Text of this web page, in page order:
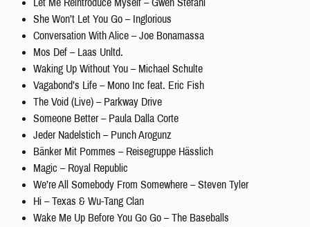
She Won’t Let You Go – Inglorious
Conversation With Alice – Joe Bonamassa
Mos Def – Laas Unltd.
Waking Up Without You – Michael Schulte
Vagabond’s Life – Mono Inc feat. Eric Fish
The Void (Live) – Parkway Drive
Someone Better – Paula Dalla Corte
Jeder Nadelstich – Punch Arogunz
Bänker Mit Pommes – Reisegruppe Hässlich
Magic – Royal Republic
We’re All Somebody From Somewhere – Steven Tyler
Hi – Texas & Wu-Tang Clan
Wake Me Up Before You Go Go – The Baseballs